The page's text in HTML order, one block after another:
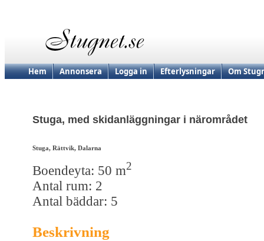
Hem Annonsera Logga in Efterlysningar Om
Stuga, med skidanläggningar i närområdet
Stuga, Rättvik, Dalarna
Boendeyta: 50 m2
Antal rum: 2
Antal bäddar: 5
Beskrivning